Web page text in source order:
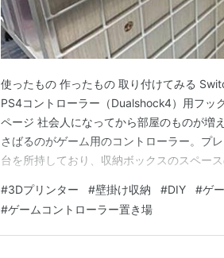
使ったもの 作ったもの 取り付けてみる
PS4コントローラー（Dualshock4）用フッ
ページ 社会人になってから部屋のものが増
さばるのがゲーム用のコントローラー。プ
台を所持しており、収納ボックスのスペー
らフックを生やして、そこにコントローラ
#3Dプリンター #壁掛け収納 #DIY #ゲ
#ゲームコントローラー置き場